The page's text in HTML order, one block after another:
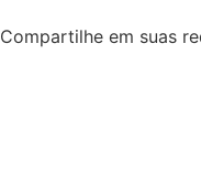
Compartilhe em suas